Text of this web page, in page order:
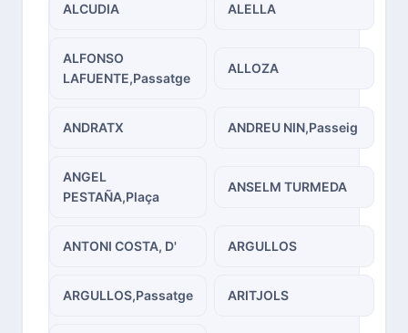
ALCUDIA ALELLA
ALFONSO
LAFUENTE,Passatge
ALLOZA
ANDRATX ANDREU NIN,Passeig
ANGEL
PESTAÑA,Plaça
ANSELM TURMEDA
ANTONI COSTA, D' ARGULLOS
ARGULLOS,Passatge ARITJOLS